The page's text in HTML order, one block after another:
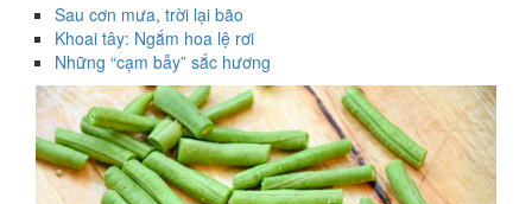
Sau cơn mưa, trời lại bão
Khoai tây: Ngắm hoa lệ rơi
Những “cạm bẫy” sắc hương